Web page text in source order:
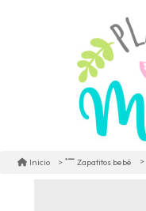
Inicio Zapatitos bebé